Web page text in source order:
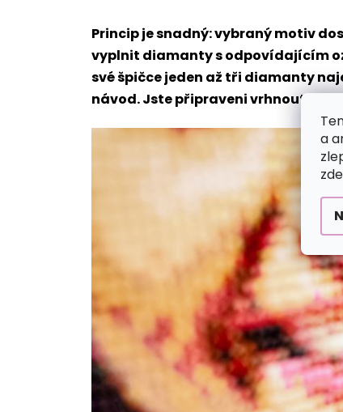
a
Princip je snadný: vybraný motiv
vyplnit diamanty s odpovídajícím
své špičce jeden až tři diamanty
návod. Jste připraveni vrhnout se